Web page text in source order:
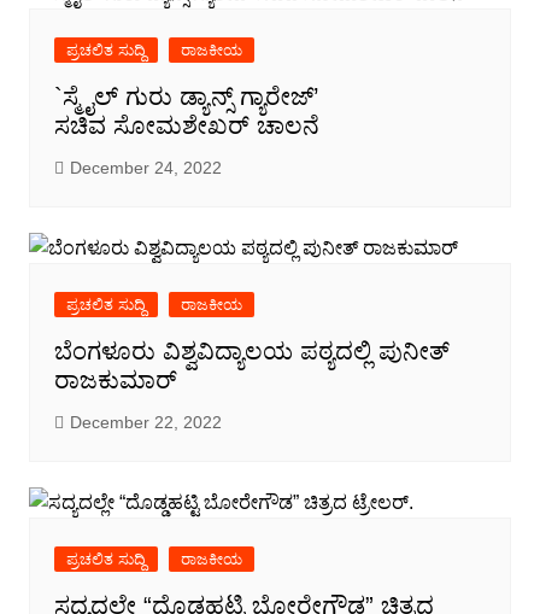
ಪ್ರಚಲಿತ ಸುದ್ದಿ ರಾಜಕೀಯ
`ಸ್ಮೈಲ್ ಗುರು ಡ್ಯಾನ್ಸ್ ಗ್ಯಾರೇಜ್’
ಸಚಿವ ಸೋಮಶೇಖರ್ ಚಾಲನೆ
December 24, 2022
ಪ್ರಚಲಿತ ಸುದ್ದಿ ರಾಜಕೀಯ
ಬೆಂಗಳೂರು ವಿಶ್ವವಿದ್ಯಾಲಯ ಪಠ್ಯದಲ್ಲಿ ಪುನೀತ್
ರಾಜಕುಮಾರ್
December 22, 2022
ಪ್ರಚಲಿತ ಸುದ್ದಿ ರಾಜಕೀಯ
ಸದ್ಯದಲ್ಲೇ “ದೊಡ್ಡಹಟ್ಟಿ ಬೋರೇಗೌಡ” ಚಿತ್ರದ